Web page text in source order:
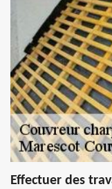
Effectuer des